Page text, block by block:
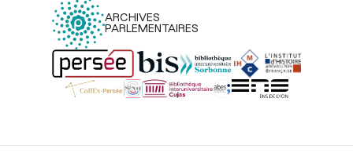
ARCHIVES
PARLEMENTAIRES
Menu